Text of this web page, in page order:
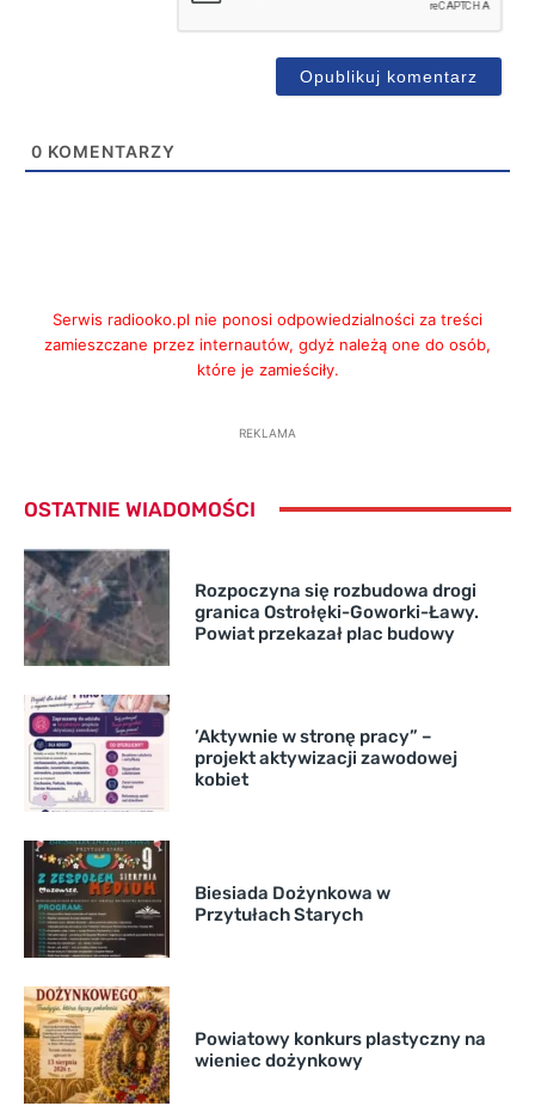
0 KOMENTARZY
Serwis radiooko.pl nie ponosi odpowiedzialności za treści
zamieszczane przez internautów, gdyż należą one do osób,
które je zamieściły.
REKLAMA
OSTATNIE WIADOMOŚCI
Rozpoczyna się rozbudowa drogi
granica Ostrołęki-Goworki-Ławy.
Powiat przekazał plac budowy
’Aktywnie w stronę pracy” –
projekt aktywizacji zawodowej
kobiet
Biesiada Dożynkowa w
Przytułach Starych
Powiatowy konkurs plastyczny na
wieniec dożynkowy